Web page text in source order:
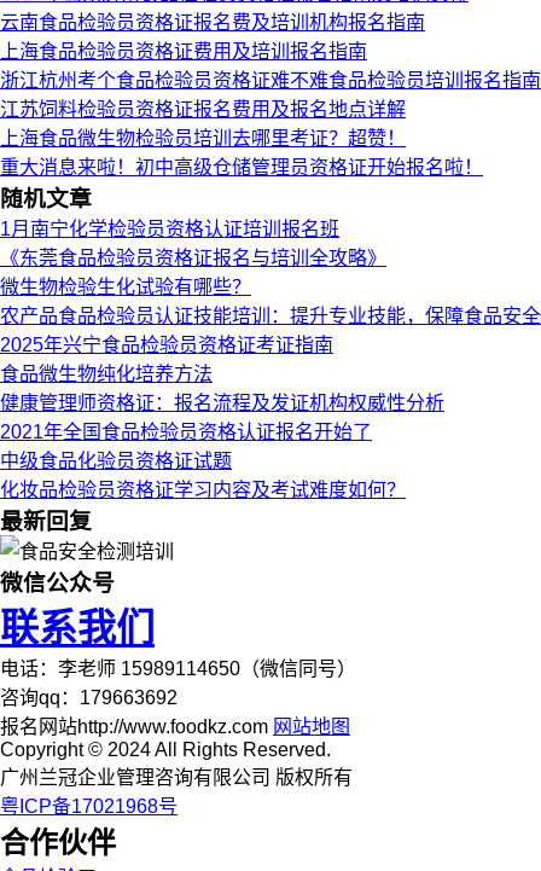
云南食品检验员资格证报名费及培训机构报名指南
上海食品检验员资格证费用及培训报名指南
浙江杭州考个食品检验员资格证难不难食品检验员培训报名指南
江苏饲料检验员资格证报名费用及报名地点详解
上海食品微生物检验员培训去哪里考证？超赞！
重大消息来啦！初中高级仓储管理员资格证开始报名啦！
随机文章
1月南宁化学检验员资格认证培训报名班
《东莞食品检验员资格证报名与培训全攻略》
微生物检验生化试验有哪些？
农产品食品检验员认证技能培训：提升专业技能，保障食品安全
2025年兴宁食品检验员资格证考证指南
食品微生物纯化培养方法
健康管理师资格证：报名流程及发证机构权威性分析
2021年全国食品检验员资格认证报名开始了
中级食品化验员资格证试题
化妆品检验员资格证学习内容及考试难度如何？
最新回复
微信公众号
联系我们
电话：李老师 15989114650（微信同号）
咨询qq：179663692
报名网站http://www.foodkz.com 网站地图
Copyright © 2024 All Rights Reserved.
广州兰冠企业管理咨询有限公司 版权所有
粤ICP备17021968号
合作伙伴